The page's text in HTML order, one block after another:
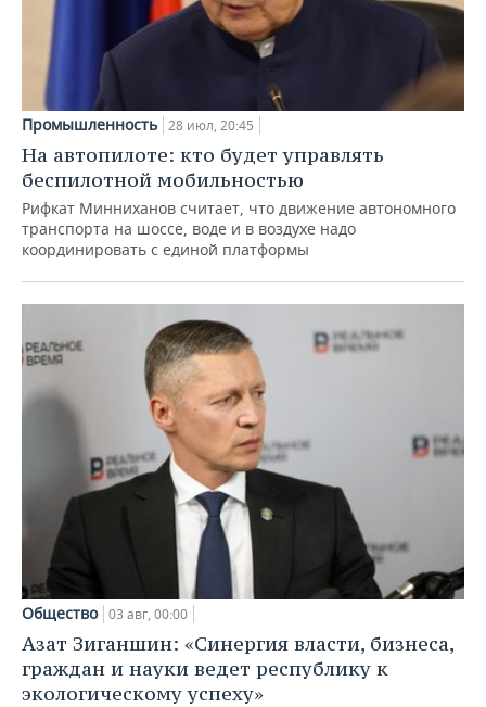
Промышленность 28 июл, 20:45
На автопилоте: кто будет управлять
беспилотной мобильностью
Рифкат Минниханов считает, что движение автономного
транспорта на шоссе, воде и в воздухе надо
координировать с единой платформы
Общество 03 авг, 00:00
Азат Зиганшин: «Синергия власти, бизнеса,
граждан и науки ведет республику к
экологическому успеху»